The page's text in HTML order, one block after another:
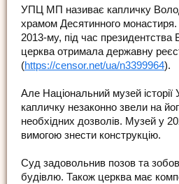
УПЦ МП називає капличку
храмом Десятинного
2013-му, під час президентства
церква отримала державну
(https://censor.net/ua/n3399964).
Але Національний музей
капличку незаконно звели на
необхідних дозволів. Музей у
вимогою знести конструкцію.
Суд задовольнив позов та
будівлю. Також церква має